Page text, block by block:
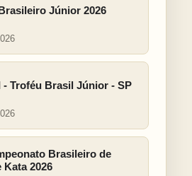
Júnior 2026
- Troféu Brasil Júnior - SP
Brasileiro de
Kata 2026